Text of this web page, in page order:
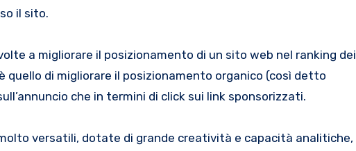
il sito.
a migliorare il posizionamento di un sito web nel ranking dei
quello di migliorare il posizionamento organico (così detto
che in termini di click sui link sponsorizzati.
versatili, dotate di grande creatività e capacità analitiche,